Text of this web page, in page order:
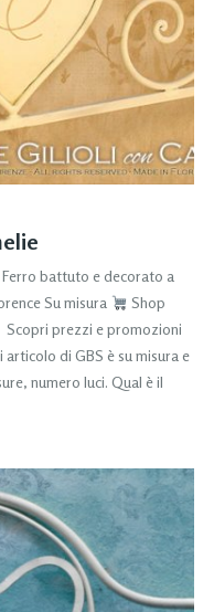
Ferro battuto e decorato a
Su misura
Shop
Scopri prezzi e promozioni
di GBS è su misura e
numero luci. Qual è il